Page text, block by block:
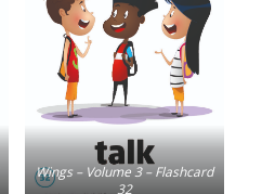
Wings – Volume 3 – Flashcard
32